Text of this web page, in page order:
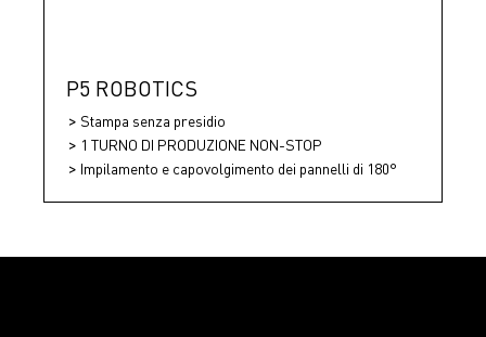
P5 ROBOTICS
Stampa senza presidio
1 TURNO DI PRODUZIONE NON-STOP
Impilamento e capovolgimento dei pannelli di 180°